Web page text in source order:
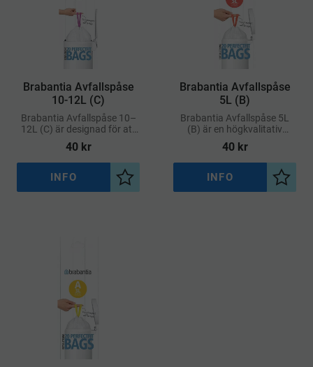
Brabantia Avfallspåse
10-12L (C)
Brabantia Avfallspåse 10–
12L (C) är designad för att
ge en perfekt passform i
Brabantia-hinkar med kod
C.
40kr
Lägg till i önskelista
INFO
Brabantia Avfallspåse
5L (B)
Brabantia Avfallspåse 5L
(B) är en högkvalitativ
soppåse framtagen för att
passa exakt i Brabantias
pedalhinkar märkta med
kod B
40kr
Lägg
INFO